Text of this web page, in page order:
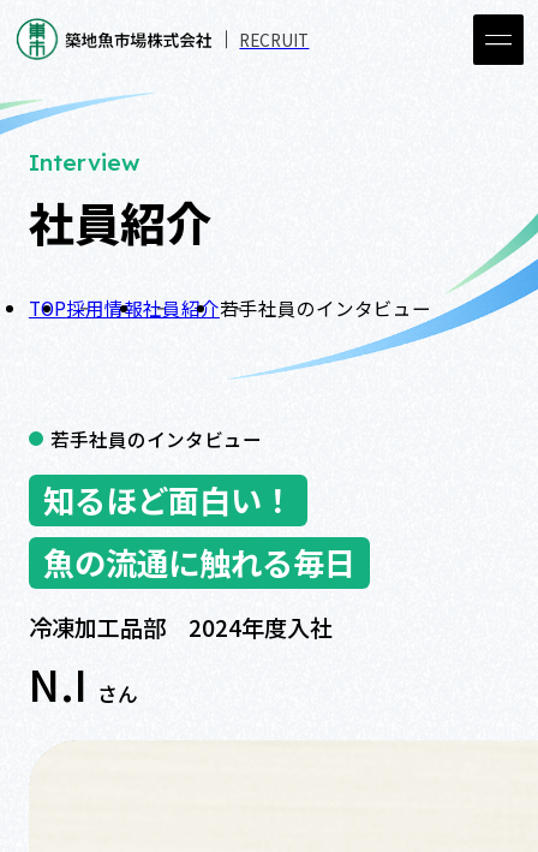
RECRUIT
Interview
社員紹介
TOP採用情報社員紹介若手社員のインタビュー
若手社員のインタビュー
知るほど面白い！
魚の流通に触れる毎日
冷凍加工品部 2024年度入社
N.I さん